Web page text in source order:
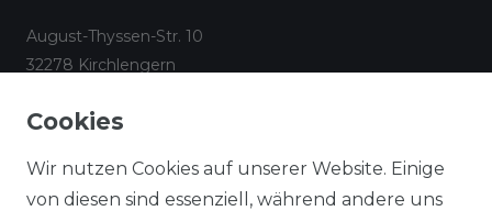
August-Thyssen-Str. 10
32278 Kirchlengern
✉info@aileenstore.de
Lieferzeiten
Impressum
Cookies
Wir nutzen Cookies auf unserer Website. Einige
von diesen sind essenziell, während andere uns